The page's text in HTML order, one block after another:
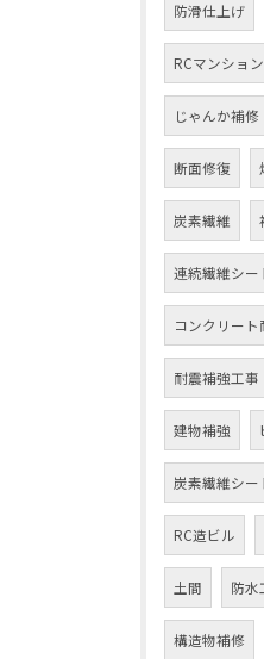
防滑仕上げ
RCマンション
じゃんか補修
断面修復
炭素繊維
連続繊維シー
コンクリート
耐震補強工事
建物補強
炭素繊維シー
RC造ビル
土間 防水
構造物補修